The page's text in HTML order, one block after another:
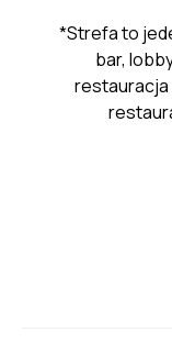
*Strefa to
bar,
restauracja